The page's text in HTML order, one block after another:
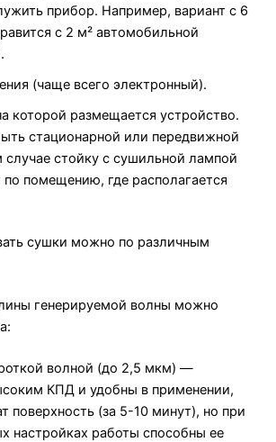
прибор. Например, вариант с 6
с 2 м² автомобильной
(чаще всего электронный).
которой размещается устройство.
стационарной или передвижной
стойку с сушильной лампой
помещению, где располагается
сушки можно по различным
генерируемой волны можно
волной (до 2,5 мкм) —
КПД и удобны в применении,
поверхность (за 5-10 минут), но при
настройках работы способны ее